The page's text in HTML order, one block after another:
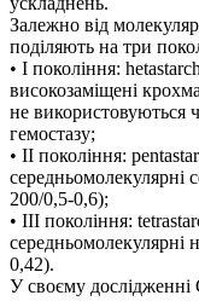
Залежно від
поділяють на три
• I покоління:
високозаміщені
не використовуються
гемостазу;
• II покоління:
середньомолекулярні
200/0,5-0,6);
• III покоління:
середньомолекулярні
0,42).
У своєму дослідженні